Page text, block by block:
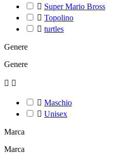
 Super Mario Bross
 Topolino
 turtles
Genere
Genere
 
 Maschio
 Unisex
Marca
Marca